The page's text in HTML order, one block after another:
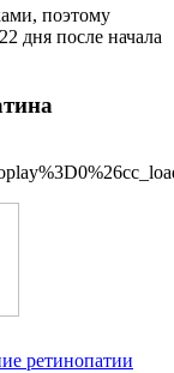
поэтому
дня после начала
ретинопатии